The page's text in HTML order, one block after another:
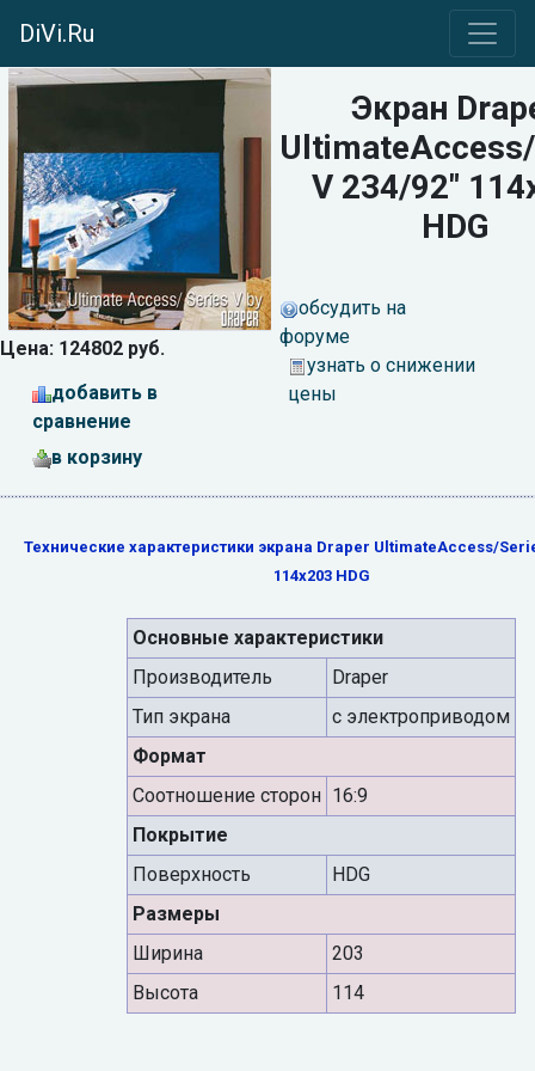
DiVi.Ru
Цена: 124802 руб.
добавить в
сравнение
в корзину
Экран
V 234/92"
HDG
обсудить на
форуме
узнать о снижении
цены
Технические характеристики экрана Draper UltimateAccess/
114x203 HDG
Основные характеристики
Производитель
Draper
Тип экрана
с электроприводом
Формат
Cоотношение сторон 16:9
Покрытие
Поверхность
HDG
Размеры
Ширина
203
Высота
114